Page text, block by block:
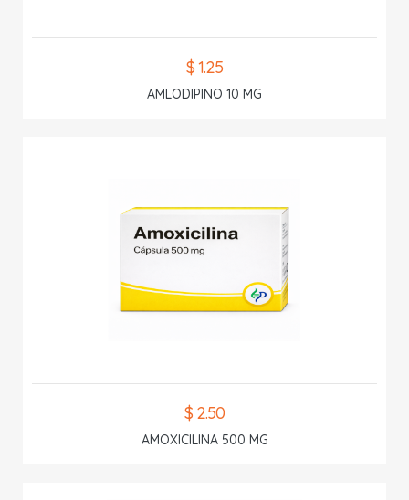
$ 1.25
AMLODIPINO 10 MG
$ 2.50
AMOXICILINA 500 MG